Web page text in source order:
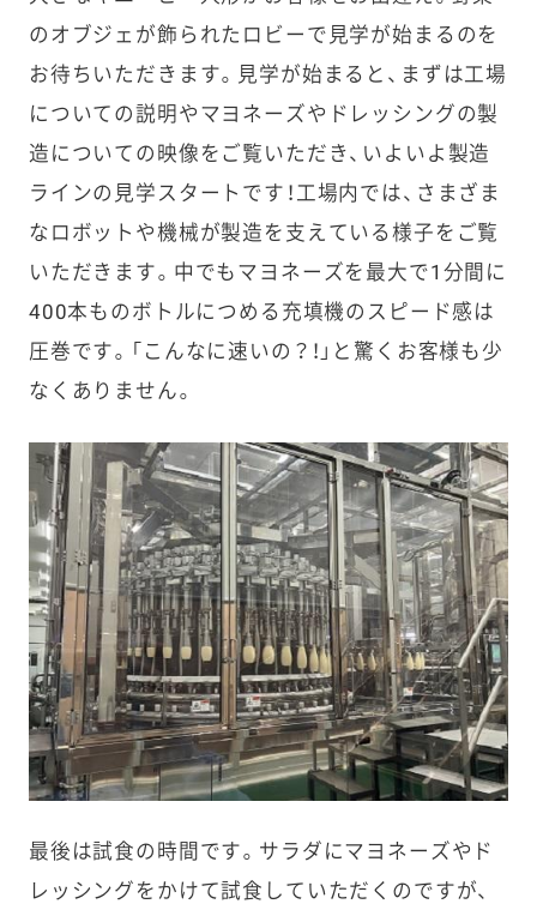
のオブジェが飾られたロビーで見学が始まるのを
お待ちいただきます。見学が始まると、まずは工場
についての説明やマヨネーズやドレッシングの製
造についての映像をご覧いただき、いよいよ製造
ラインの見学スタートです！工場内では、さまざま
なロボットや機械が製造を支えている様子をご覧
いただきます。中でもマヨネーズを最大で1分間に
400本ものボトルにつめる充填機のスピード感は
圧巻です。「こんなに速いの？！」と驚くお客様も少
なくありません。
最後は試食の時間です。サラダにマヨネーズやド
レッシングをかけて試食していただくのですが、